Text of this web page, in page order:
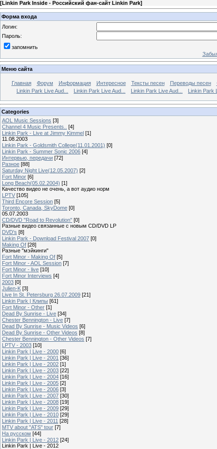
[Linkin Park Inside - Российский фан-сайт Linkin Park]
Форма входа
Логин:
Пароль:
запомнить
Меню сайта
Главная Форум Информация Интересное Тексты песен Переводы песен
Linkin Park Live Aud...
Linkin Park Live Aud... Linkin Park Live Aud... Linkin Park
Categories
AOL Music Sessions [3]
Channel 4 Music Presents..
[4]
Linkin Park - Live at Jimmy Kimmel [1]
11.08.2003
Linkin Park - Goldsmith College(11.01.2001) [0]
Linkin Park - Summer Sonic 2006 [4]
Интервью, передачи [72]
Разное [88]
Saturday Night Live(12.05.2007) [2]
Fort Minor [6]
Long Beach(05.02.2004) [1]
Качество видео не очень, а вот аудио норм
LPTV [105]
Third Encore Session [5]
Toronto, Canada, SkyDome [0]
05.07.2003
CD/DVD "Road to Revolution" [0]
Разные видео связанные с новым CD/DVD LP
DVD's [8]
Linkin Park - Download Festival 2007 [0]
Making Of [28]
Разные "мэйкинги"
Fort Minor - Making Of [5]
Fort Minor - AOL Session [7]
Fort Minor - live [10]
Fort Minor Interviews [4]
2003 [0]
Julien-K [3]
Live In St. Petersburg 26.07.2009 [21]
Linkin Park | Клипы [61]
Fort Minor - Other [1]
Dead By Sunrise - Live [34]
Chester Bennington - Live [7]
Dead By Sunrise - Music Videos [6]
Dead By Sunrise - Other Videos [8]
Chester Bennington - Other Videos [7]
LPTV - 2003 [10]
Linkin Park | Live - 2000 [6]
Linkin Park | Live - 2001 [36]
Linkin Park | Live - 2002 [1]
Linkin Park | Live - 2003 [22]
Linkin Park | Live - 2004 [16]
Linkin Park | Live - 2005 [2]
Linkin Park | Live - 2006 [3]
Linkin Park | Live - 2007 [30]
Linkin Park | Live - 2008 [19]
Linkin Park | Live - 2009 [29]
Linkin Park | Live - 2010 [29]
Linkin Park | Live - 2011 [28]
MTV about "ATS" tour [7]
На русском [44]
Linkin Park | Live - 2012 [24]
Linkin Park | Live - 2012